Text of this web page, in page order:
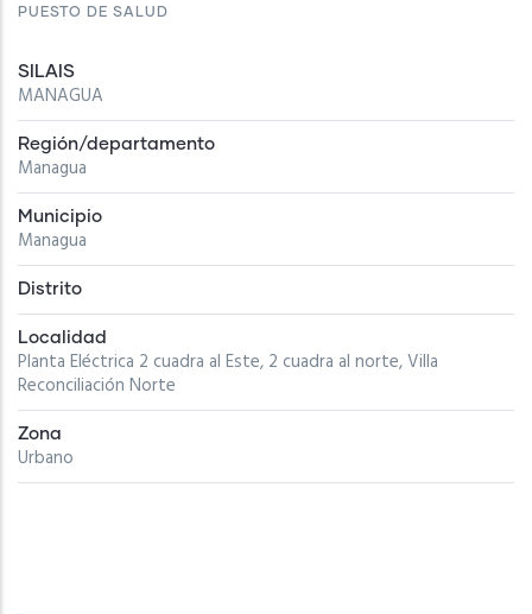
PUESTO DE SALUD
SILAIS
MANAGUA
Región/departamento
Managua
Municipio
Managua
Distrito
Localidad
Planta Eléctrica 2 cuadra al Este, 2 cuadra al norte, Villa
Reconciliación Norte
Zona
Urbano